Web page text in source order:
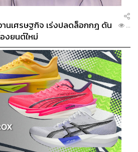
นเศรษฐกิจ เร่งปลดล็อกกฎ ดัน
งยนต์ใหม่
...